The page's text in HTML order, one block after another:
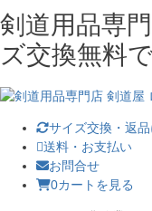
剣道用品専
ズ交換無料
サイズ交換・返
送料・お支払い
お問合せ
0カートを見る